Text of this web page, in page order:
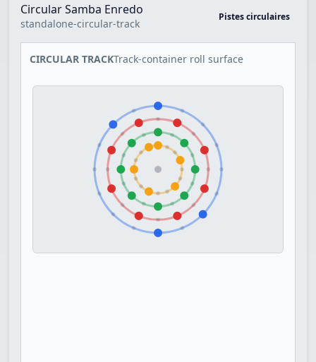
Circular Samba Enredo
standalone-circular-track
Pistes circulaires
CIRCULAR TRACKTrack-container roll surface